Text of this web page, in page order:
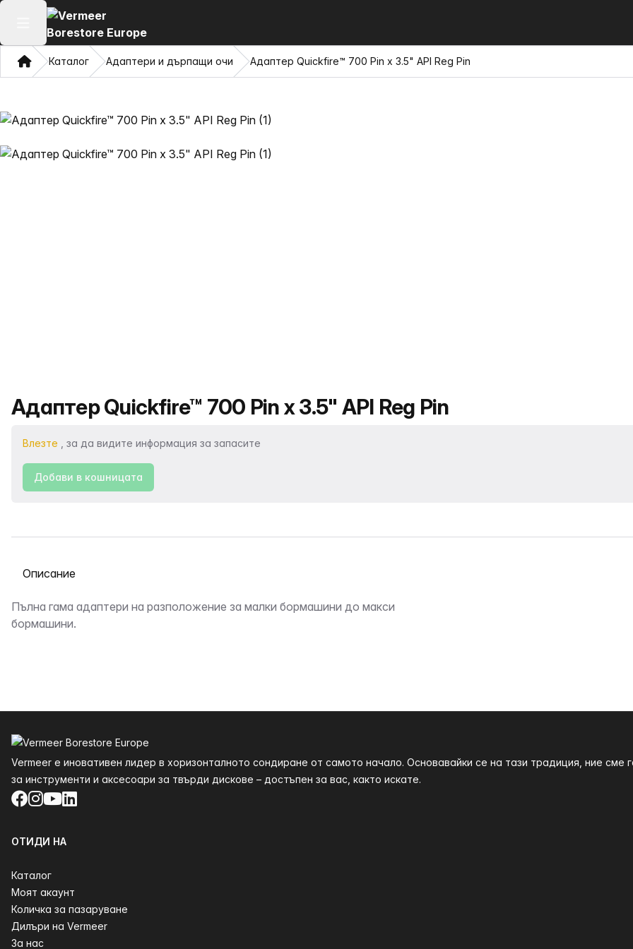
Отваряне на главното меню
ДомКаталог Адаптери и дърпащи очи Адаптер Quickfire™ 700 Pin x 3.5" API Reg Pin
Име на продукта
Адаптер Quickfire™ 700 Pin x 3.5" API Reg Pin
Влезте , за да видите информация за запасите
Добави в кошницата
Избор на раздел
Описание
Пълна гама адаптери на разположение за малки бормашини до макси
бормашини.
Vermeer е иновативен лидер в хоризонталното сондиране от самото начало. Основавайки се на тази традиция, ние сме
за инструменти и аксесоари за твърди дискове – достъпен за вас, както искате.
Facebook
Instagram
YouTube
LinkedIn
ОТИДИ НА
Каталог
Моят акаунт
Количка за пазаруване
Дилъри на Vermeer
За нас